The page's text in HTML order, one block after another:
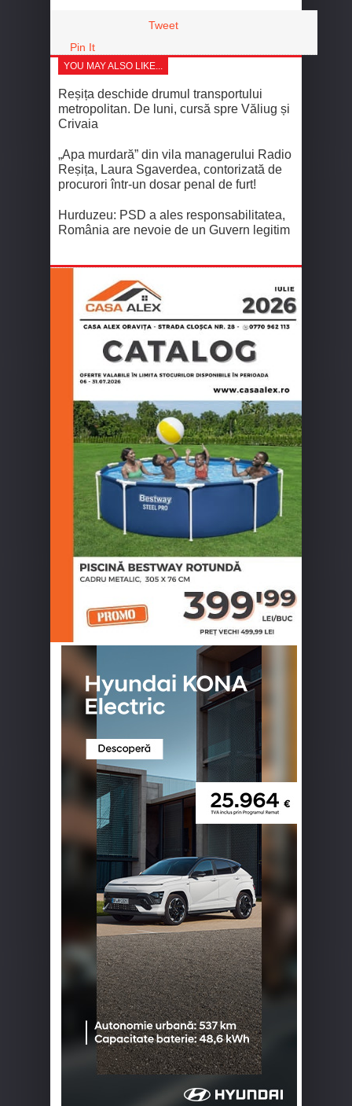
Tweet
Pin It
YOU MAY ALSO LIKE...
Reșița deschide drumul transportului
metropolitan. De luni, cursă spre Văliug și
Crivaia
„Apa murdară” din vila managerului Radio
Reșița, Laura Sgaverdea, contorizată de
procurori într-un dosar penal de furt!
Hurduzeu: PSD a ales responsabilitatea,
România are nevoie de un Guvern legitim